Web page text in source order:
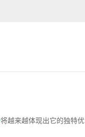
将越来越体现出它的独特优